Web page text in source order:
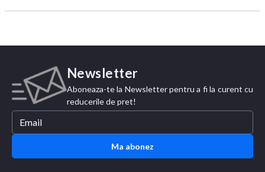
Newsletter
Aboneaza-te la Newsletter pentru a fi la curent cu
reducerile de pret!
Ma abonez